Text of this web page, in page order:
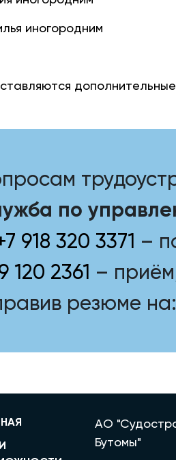
иногородним
по
918 320 3371 –
120 2361 –
резюме на:
АО
Бутомы"